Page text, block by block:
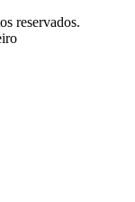
reservados.